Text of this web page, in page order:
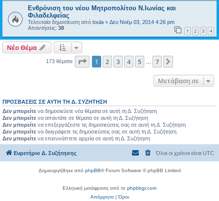
Ενθρόνιση του νέου Μητροπολίτου Ν.Ιωνίας και
Φιλαδελφείας
Τελευταία δημοσίευση από toula « Δευ Νοέμ 03, 2014 4:26 pm
Απαντήσεις: 38 1 2 3 4
Νέο Θέμα
173 θέματα Σελίδα από7
1 2 3 4 5 7
Μετάβαση σε
ΠΡΟΣΒΆΣΕΙΣ ΣΕ ΑΥΤΉ ΤΗ Δ. ΣΥΖΉΤΗΣΗ
Δεν μπορείτε να δημοσιεύετε νέα θέματα σε αυτή τη Δ. Συζήτηση
Δεν μπορείτε να απαντάτε σε θέματα σε αυτή τη Δ. Συζήτηση
Δεν μπορείτε να επεξεργάζεστε τις δημοσιεύσεις σας σε αυτή τη Δ. Συζήτηση
Δεν μπορείτε να διαγράφετε τις δημοσιεύσεις σας σε αυτή τη Δ. Συζήτηση
Δεν μπορείτε να επισυνάπτετε αρχεία σε αυτή τη Δ. Συζήτηση
Ευρετήριο Δ. Συζήτησης Όλοι οι χρόνοι είναι UTC
Δημιουργήθηκε από phpBB® Forum Software © phpBB Limited
Ελληνική μετάφραση από το phpbbgr.com
Απόρρητο|Όροι